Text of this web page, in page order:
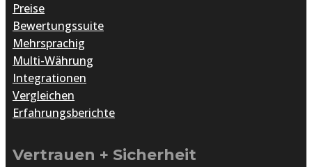
Preise
Bewertungssuite
Mehrsprachig
Multi-Währung
Integrationen
Vergleichen
Erfahrungsberichte
Vertrauen + Sicherheit